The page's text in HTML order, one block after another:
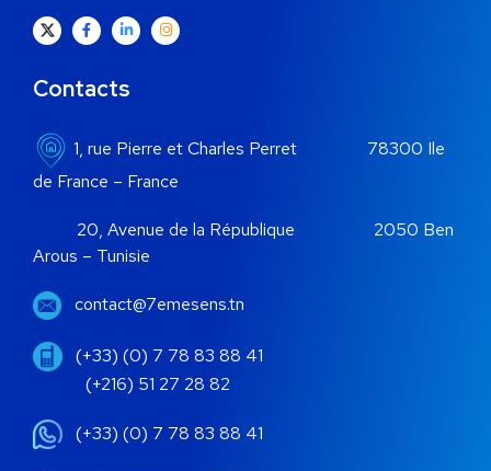
Contacts
1, rue Pierre et Charles Perret 78300 Ile
de France – France
20, Avenue de la République 2050 Ben
Arous – Tunisie
contact@7emesens.tn
(+33) (0) 7 78 83 88 41
(+216) 51 27 28 82
(+33) (0) 7 78 83 88 41